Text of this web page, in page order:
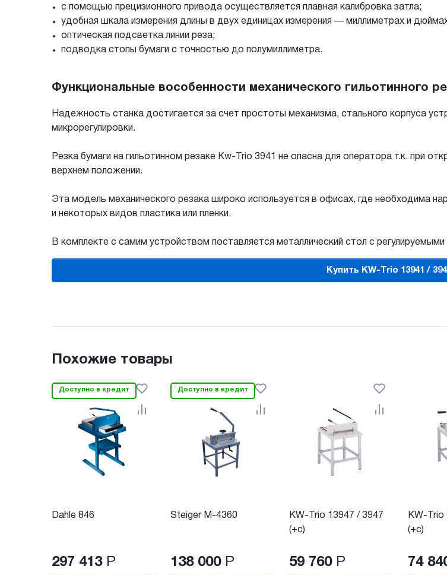
с помощью прецизионного привода осуществляется плавная калибровка затла;
удобная шкала измерения длины в двух единицах измерения — миллиметрах и
оптическая подсветка линии реза;
подводка стопы бумаги с точностью до полумиллиметра.
Функциональные вособенности механического гильотинного
Надежность станка достигается за счет простоты механизма, стального корпуса
микрорегулировки.
Резка бумаги на гильотинном резаке Kw-Trio 3941 не опасна для оператора т.к. при
верхнем положении.
Эта модель механического резака широко используется в офисах, где необходима
и некоторых видов пластика или пленки.
В комплекте с самим устройством поставляется металлический стол с
Купить KW-Trio 13941 /
Похожие товары
Доступно в кредит
Dahle 846
297 413 Р
Доступно в кредит
Steiger M-4360
138 000 Р
KW-Trio 13947 / 3947
(+с)
59 760 Р
KW-Trio
(+с)
74